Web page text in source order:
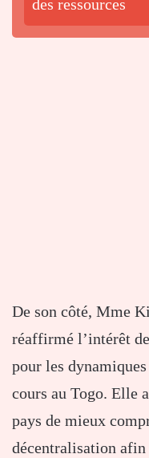
des ressources
De son côté, Mme
réaffirmé l’intérêt
pour les
cours au Togo. Elle
pays de mieux
décentralisation afin